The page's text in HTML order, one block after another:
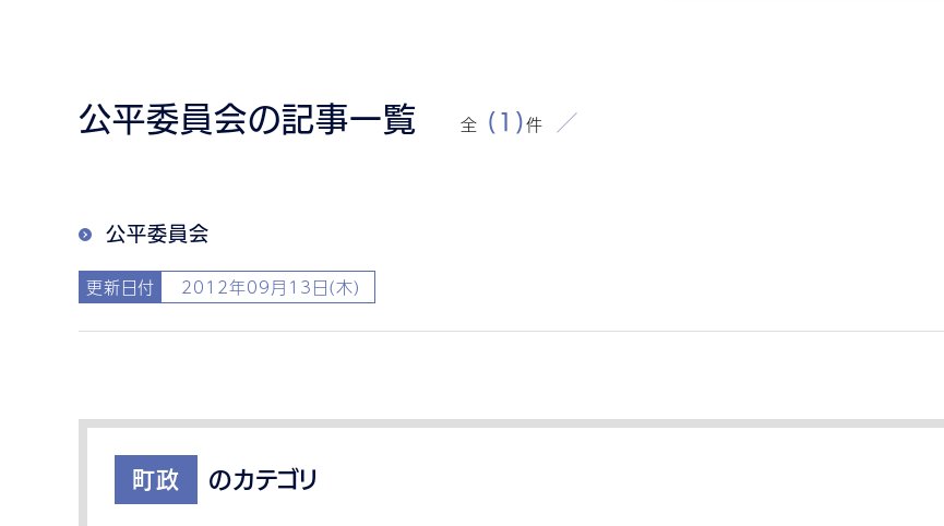
公平委員会の記事一覧 全 (1)件
公平委員会
更新日付 2012年09月13日(木)
町政 のカテゴリ